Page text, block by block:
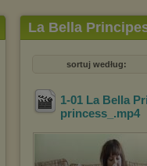
La Bella
sortuj według:
1-01 La Bella
princess_ .mp4